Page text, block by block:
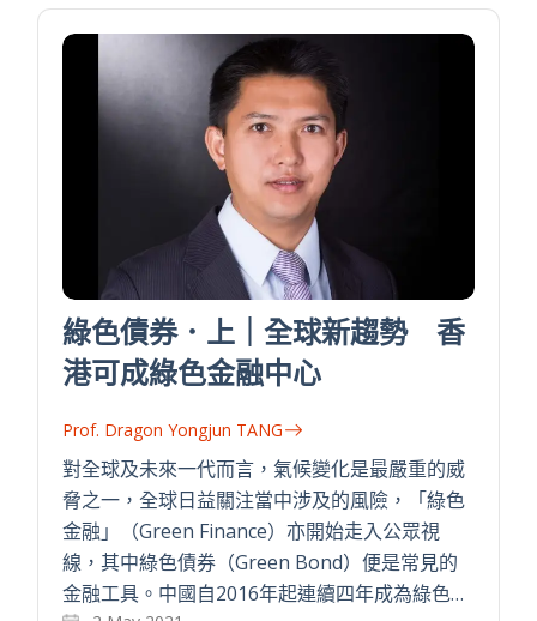
綠色債券．上｜全球新趨勢 香
港可成綠色金融中心
Prof. Dragon Yongjun TANG
對全球及未來一代而言，氣候變化是最嚴重的威
脅之一，全球日益關注當中涉及的風險，「綠色
金融」（Green Finance）亦開始走入公眾視
線，其中綠色債券（Green Bond）便是常見的
金融工具。中國自2016年起連續四年成為綠色…